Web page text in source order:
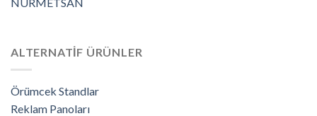
NURMETSAN
ALTERNATİF ÜRÜNLER
Örümcek Standlar
Reklam Panoları